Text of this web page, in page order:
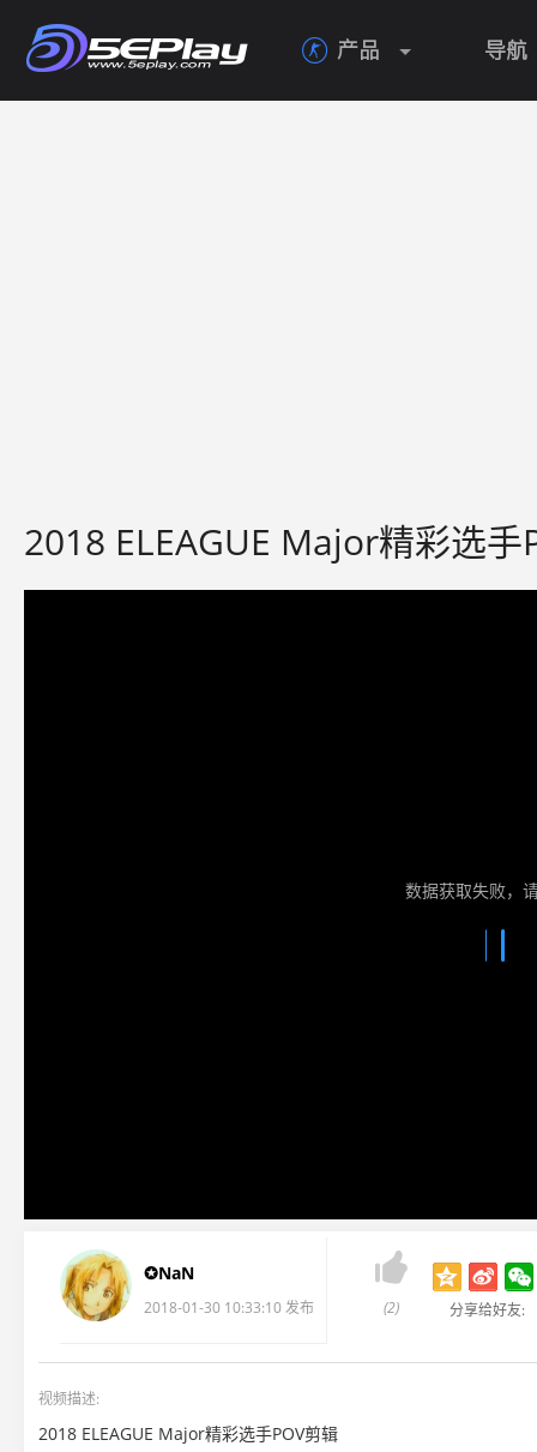
 产品 导航
2018 ELEAGUE Major精彩选手
数据获取失败，
✪NaN
2018-01-30 10:33:10 发布

(2) 分享给好友:
视频描述:
2018 ELEAGUE Major精彩选手POV剪辑